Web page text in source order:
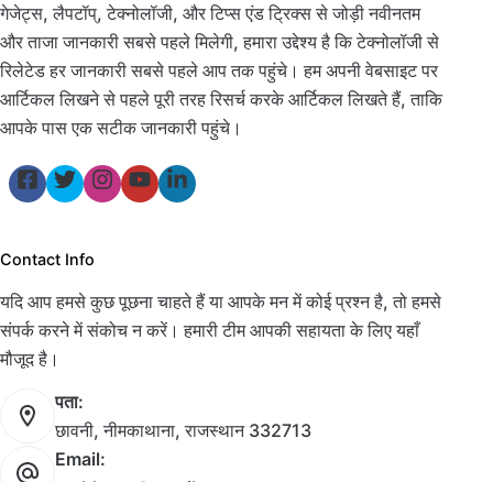
गेजेट्स, लैपटॉप्, टेक्नोलॉजी, और टिप्स एंड ट्रिक्स से जोड़ी नवीनतम
और ताजा जानकारी सबसे पहले मिलेगी, हमारा उद्देश्य है कि टेक्नोलॉजी से
रिलेटेड हर जानकारी सबसे पहले आप तक पहुंचे। हम अपनी वेबसाइट पर
आर्टिकल लिखने से पहले पूरी तरह रिसर्च करके आर्टिकल लिखते हैं, ताकि
आपके पास एक सटीक जानकारी पहुंचे।
Contact Info
यदि आप हमसे कुछ पूछना चाहते हैं या आपके मन में कोई प्रश्न है, तो हमसे
संपर्क करने में संकोच न करें। हमारी टीम आपकी सहायता के लिए यहाँ
मौजूद है।
पता:
छावनी, नीमकाथाना, राजस्थान 332713
Email: